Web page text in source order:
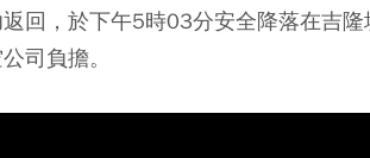
回，於下午5時03分安全降落在吉
司負擔。